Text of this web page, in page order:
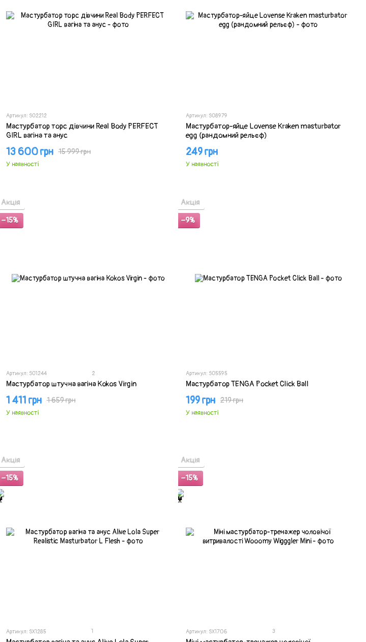
Артикул: SO2212
Мастурбатор торс дівчини Real Body PERFECT
GIRL вагіна та анус
15 999 грн
13 600 грн
У наявності
Артикул: SO8979
Мастурбатор-яйце Lovense Kraken masturbator
egg (рандомний рельєф)
249 грн
У наявності
Акція
−15%
Артикул: SO1244 2
Мастурбатор штучна вагіна Kokos Virgin
1 659 грн
1 411 грн
У наявності
Акція
−9%
Артикул: SO5595
Мастурбатор TENGA Pocket Click Ball
219 грн
199 грн
У наявності
Акція
−15%
Артикул: SX1285 1
Акція
−15%
Артикул: SX1706 3